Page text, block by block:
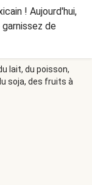
! Aujourd'hui,
de
lait, du poisson,
soja, des fruits à